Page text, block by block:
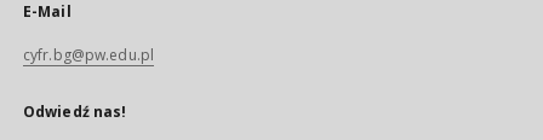
E-Mail
cyfr.bg@pw.edu.pl
Odwiedź nas!